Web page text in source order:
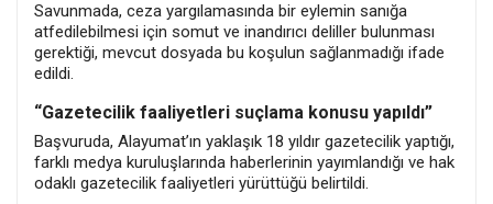
Savunmada, ceza yargılamasında bir eylemin sanığa
atfedilebilmesi için somut ve inandırıcı deliller bulunması
gerektiği, mevcut dosyada bu koşulun sağlanmadığı ifade
edildi.
“Gazetecilik faaliyetleri suçlama konusu yapıldı”
Başvuruda, Alayumat’ın yaklaşık 18 yıldır gazetecilik yaptığı,
farklı medya kuruluşlarında haberlerinin yayımlandığı ve hak
odaklı gazetecilik faaliyetleri yürüttüğü belirtildi.